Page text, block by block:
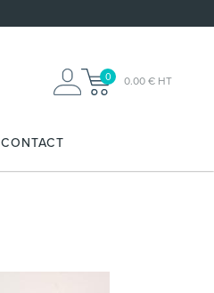
0 0.00 € HT
CONTACT